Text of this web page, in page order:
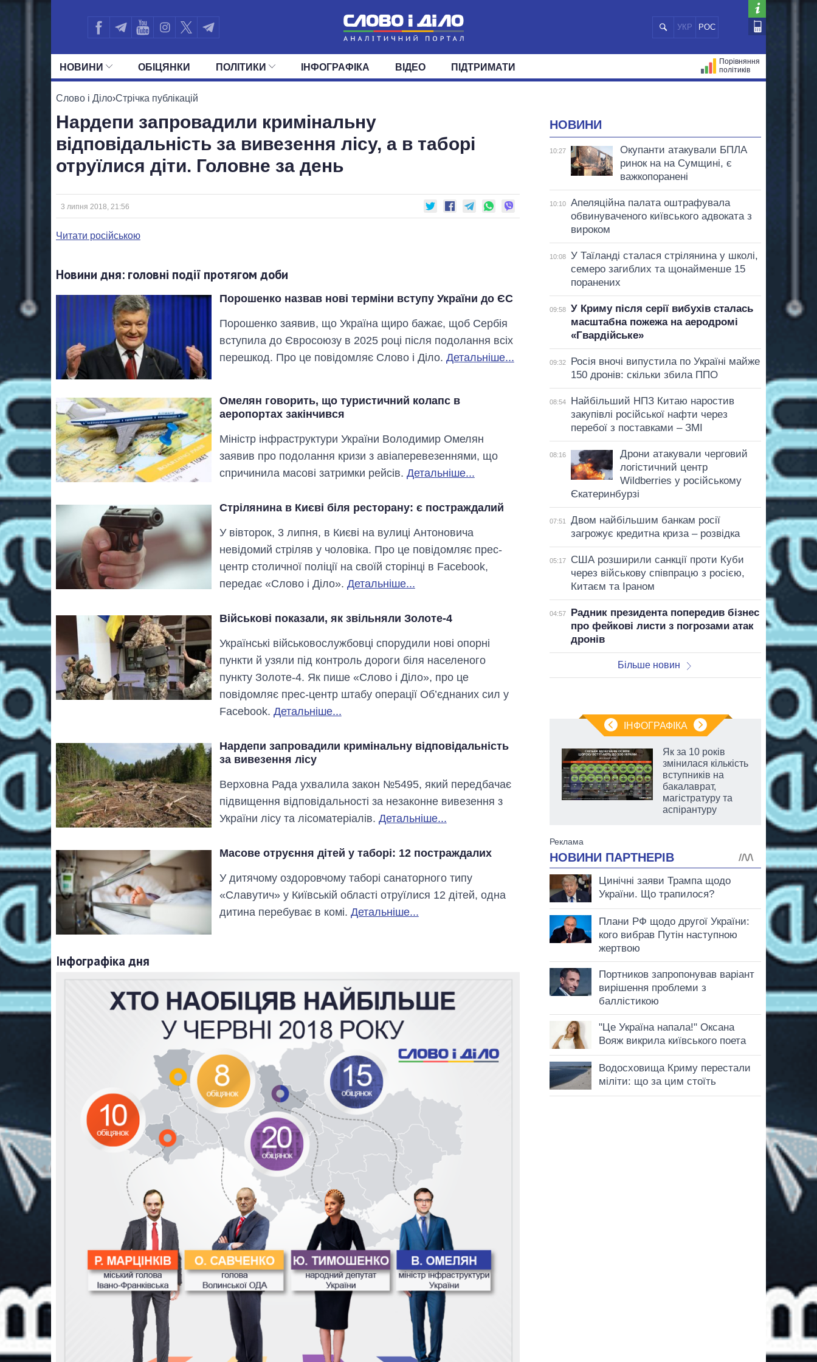
УКР РОС
НОВИНИ
ПОЛІТИКА ЕКОНОМІКА
ОБIЦЯНКИ ПОЛIТИКИ
УСІ ПОЛІТИКИ
ДЕПУТАТИ КОМІТЕТИ
ІНФОГРАФІКА ВІДЕО ПІДТРИМАТИ
Порівняння
політиків
Слово і Діло›Стрічка публікацій
Нардепи запровадили кримінальну
відповідальність за вивезення лісу, а в таборі
отруїлися діти. Головне за день
3 липня 2018, 21:56
Читати російською
Новини дня: головні події протягом доби
Порошенко назвав нові терміни вступу України до ЄС
Порошенко заявив, що Україна щиро бажає, щоб Сербія
вступила до Євросоюзу в 2025 році після подолання всіх
перешкод. Про це повідомляє Слово і Діло. Детальніше...
Омелян говорить, що туристичний колапс в
аеропортах закінчився
Міністр інфраструктури України Володимир Омелян
заявив про подолання кризи з авіаперевезеннями, що
спричинила масові затримки рейсів. Детальніше...
Стрілянина в Києві біля ресторану: є постраждалий
У вівторок, 3 липня, в Києві на вулиці Антоновича
невідомий стріляв у чоловіка. Про це повідомляє прес-
центр столичної поліції на своїй сторінці в Facebook,
передає «Слово і Діло». Детальніше...
Військові показали, як звільняли Золоте-4
Українські військовослужбовці спорудили нові опорні
пункти й узяли під контроль дороги біля населеного
пункту Золоте-4. Як пише «Слово і Діло», про це
повідомляє прес-центр штабу операції Об’єднаних сил у
Facebook. Детальніше...
Нардепи запровадили кримінальну відповідальність
за вивезення лісу
Верховна Рада ухвалила закон №5495, який передбачає
підвищення відповідальності за незаконне вивезення з
України лісу та лісоматеріалів. Детальніше...
Масове отруєння дітей у таборі: 12 постраждалих
У дитячому оздоровчому таборі санаторного типу
«Славутич» у Київській області отруїлися 12 дітей, одна
дитина перебуває в комі. Детальніше...
Інфографіка дня
НОВИНИ
10:27
Окупанти атакували БПЛА
ринок на на Сумщині, є
важкопоранені
10:10
Апеляційна палата оштрафувала
обвинуваченого київського адвоката з
вироком
10:08
У Таїланді сталася стрілянина у школі,
семеро загиблих та щонайменше 15
поранених
09:58
У Криму після серії вибухів сталась
масштабна пожежа на аеродромі
«Гвардійське»
09:32
Росія вночі випустила по Україні майже
150 дронів: скільки збила ППО
08:54
Найбільший НПЗ Китаю наростив
закупівлі російської нафти через
перебої з поставками – ЗМІ
08:16
Дрони атакували черговий
логістичний центр
Wildberries у російському
Єкатеринбурзі
07:51
Двом найбільшим банкам росії
загрожує кредитна криза – розвідка
05:17
США розширили санкції проти Куби
через військову співпрацю з росією,
Китаєм та Іраном
04:57
Радник президента попередив бізнес
про фейкові листи з погрозами атак
дронів
Більше новин
ІНФОГРАФІКА
Економіка ШІ-
заробляють
OpenAI та
Як за 10 років
змінилася кількість
вступників на
бакалаврат,
магістратуру та
аспірантуру